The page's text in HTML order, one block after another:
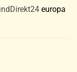
europa